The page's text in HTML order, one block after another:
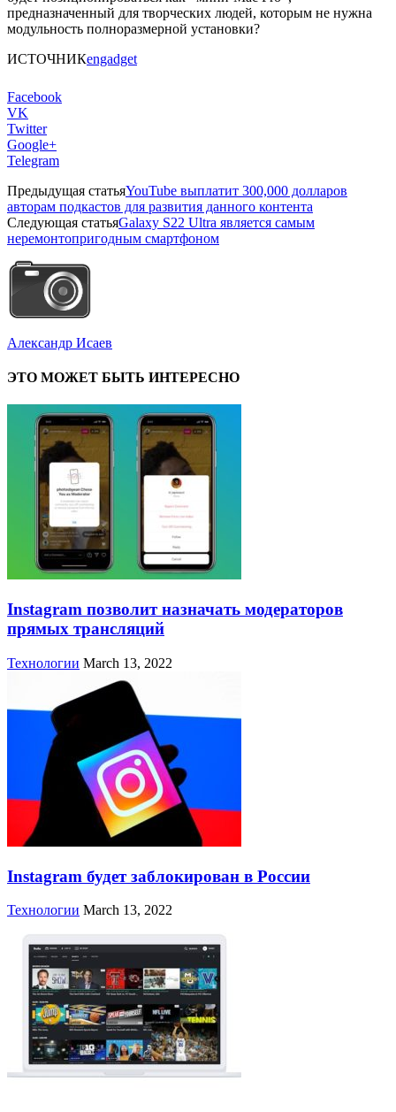
предназначенный для творческих людей, которым не нужна
модульность полноразмерной установки?
ИСТОЧНИКengadget
Facebook
VK
Twitter
Google+
Telegram
Предыдущая статьяYouTube выплатит 300,000 долларов
авторам подкастов для развития данного контента
Следующая статьяGalaxy S22 Ultra является самым
неремонтопригодным смартфоном
Александр Исаев
ЭТО МОЖЕТ БЫТЬ ИНТЕРЕСНО
Instagram позволит назначать модераторов
прямых трансляций
Технологии March 13, 2022
Instagram будет заблокирован в России
Технологии March 13, 2022